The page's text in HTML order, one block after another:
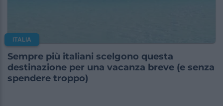
ITALIA
Sempre più italiani scelgono questa
destinazione per una vacanza breve (e senza
spendere troppo)